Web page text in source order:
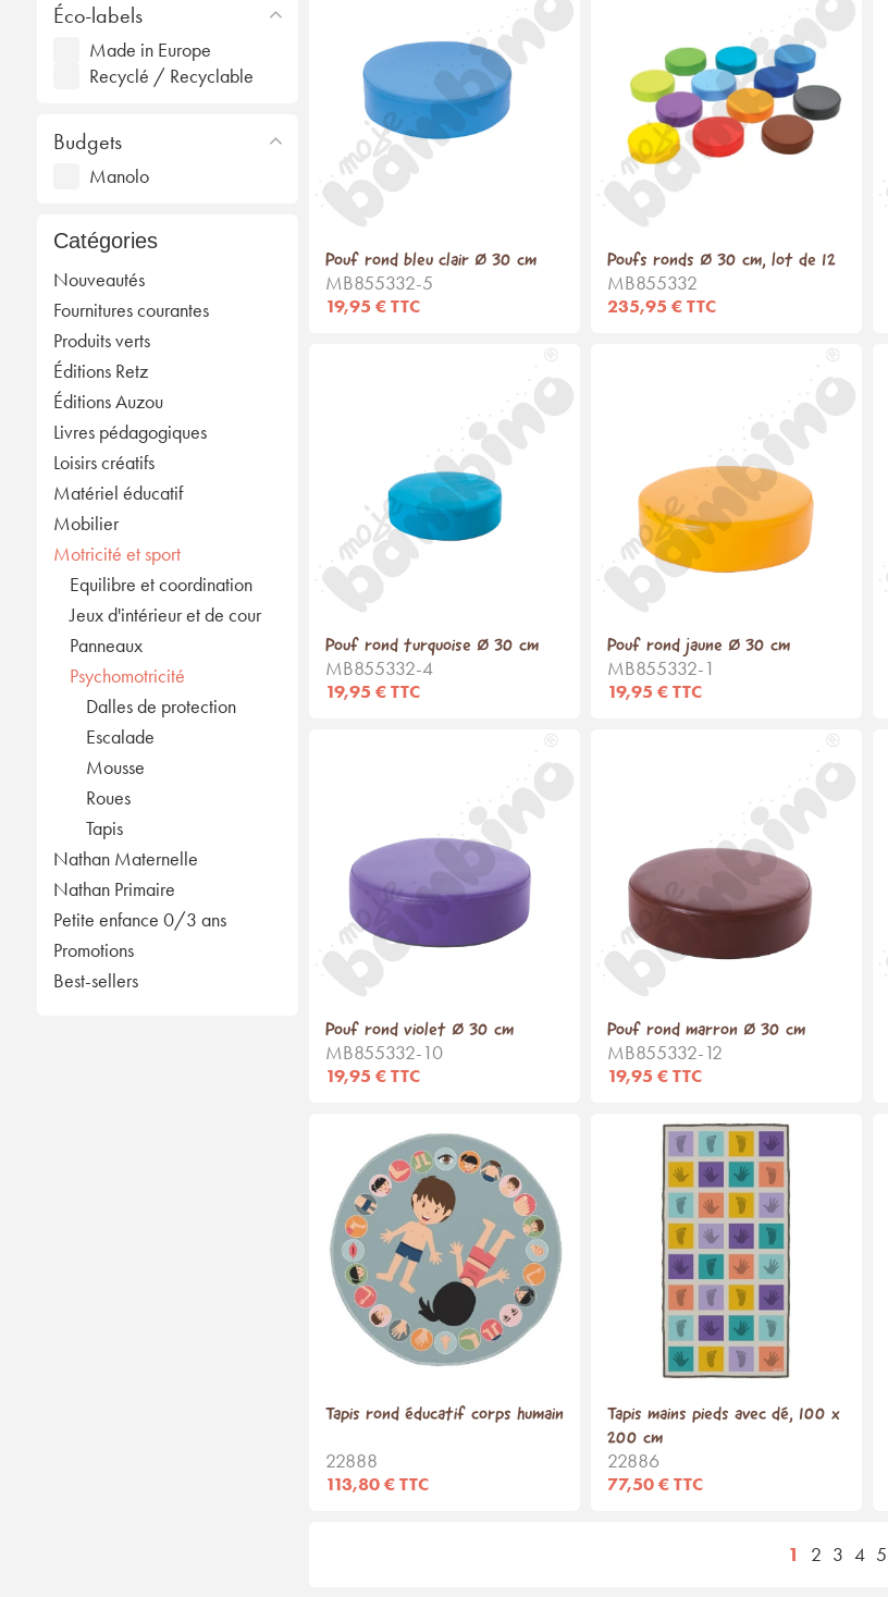
Éco-labels
Made in Europe
Recyclé / Recyclable
Budgets
Manolo
Catégories
Nouveautés
Fournitures courantes
Produits verts
Éditions Retz
Éditions Auzou
Livres pédagogiques
Loisirs créatifs
Matériel éducatif
Mobilier
Motricité et sport
Equilibre et coordination
Jeux d'intérieur et de cour
Panneaux
Psychomotricité
Dalles de protection
Escalade
Mousse
Roues
Tapis
Nathan Maternelle
Nathan Primaire
Petite enfance 0/3 ans
Promotions
Best-sellers
Pouf rond bleu clair Ø 30 cm
MB855332-5
19,95 € TTC
Poufs ronds Ø 30 cm, lot de 12
MB855332
235,95 € TTC
Pouf rond turquoise Ø 30 cm
MB855332-4
19,95 € TTC
Pouf rond jaune Ø 30 cm
MB855332-1
19,95 € TTC
Pouf rond violet Ø 30 cm
MB855332-10
19,95 € TTC
Pouf rond marron Ø 30 cm
MB855332-12
19,95 € TTC
Tapis rond éducatif corps humain
22888
113,80 € TTC
Tapis mains pieds avec dé, 100 x
200 cm
22886
77,50 € TTC
1 2 3 4 5